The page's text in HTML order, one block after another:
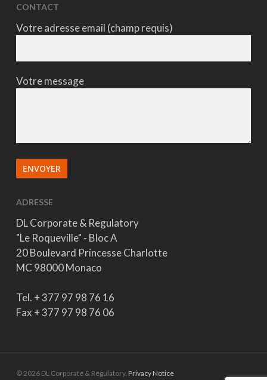
CONTACT
Votre adresse email (champ requis)
Votre message
ADRESSE
DL Corporate & Regulatory
"Le Roqueville" - Bloc A
20 Boulevard Princesse Charlotte
MC 98000 Monaco
Tel. + 377 97 98 76 16
Fax + 377 97 98 76 06
© 2026 DL Corporate & Regulatory. Privacy Notice